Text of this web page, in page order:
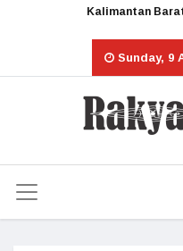
Kalimantan
Sunday, 9